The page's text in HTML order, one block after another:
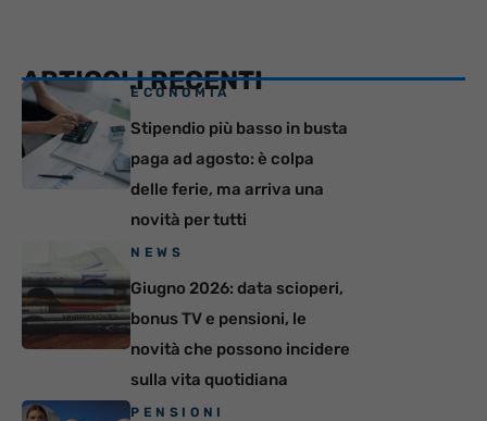
ARTICOLI RECENTI
ECONOMIA
Stipendio più basso in busta
paga ad agosto: è colpa
delle ferie, ma arriva una
novità per tutti
NEWS
Giugno 2026: data scioperi,
bonus TV e pensioni, le
novità che possono incidere
sulla vita quotidiana
PENSIONI